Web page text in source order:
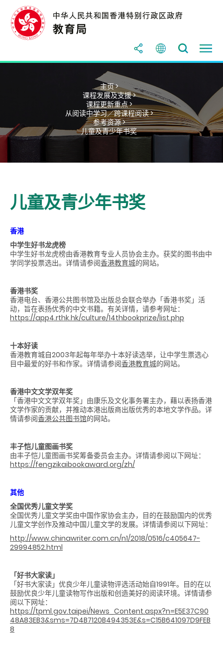
主页 >
课程发展及支援 >
课程更新重点 >
从阅读中学习／跨课程阅读 >
参考资源 >
儿童及青少年书奖
儿童及青少年书奖
香港
中学生好书龙虎榜
中学生好书龙虎榜由香港教育专业人员协会主办。获奖的图书由中
学同学投票选出。详情请参阅香港教育城的网站。
香港书奖
香港电台、香港公共图书馆及出版总会联合举办「香港书奖」活
动，旨在表扬优秀的中文书籍。有关详情，请参考网址：
https://app4.rthk.hk/culture/14thbookprize/list.php
十本好读
香港教育城自2003年起每年举办十本好读选举，让中学生票选心
目中最爱的好书和作家。详情请参阅香港教育城的网站。
香港中文文学双年奖
「香港中文文学双年奖」由康乐及文化事务署主办，藉以表扬香港
文学作家的贡献，并推动本港出版商出版优秀的本地文学作品。详
情请参阅香港公共图书馆的网站。
丰子恺儿童图画书奖
由丰子恺儿童图画书奖筹备委员会主办。详情请参阅以下网址：
https://fengzikaibookaward.org/zh/
其他
全国优秀儿童文学奖
全国优秀儿童文学奖由中国作家协会主办，目的在鼓励国内的优秀
儿童文学创作及推动中国儿童文学的发展。详情请参阅以下网址：
http://www.chinawriter.com.cn/n1/2018/0516/c405647-
29994852.html
「好书大家读」
「好书大家读」优良少年儿童读物评选活动始自1991年。目的在以
鼓励优良少年儿童读物写作出版和创造美好的阅读环境。详情请参
阅以下网址：
https://tpml.gov.taipei/News_Content.aspx?n=E5E37C90
48A83EB3&sms=7D4B7120B494353E&s=C15B641097D9FEB
8